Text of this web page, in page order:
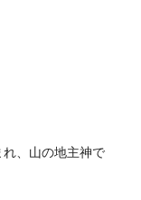
、山の地主神で